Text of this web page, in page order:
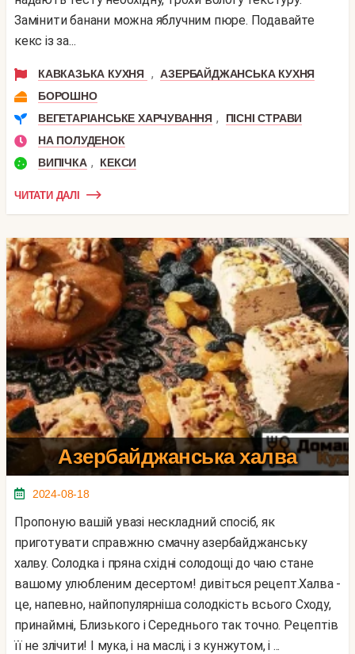
Замінити банани можна яблучним пюре. Подавайте
кекс із за...
КАВКАЗЬКА КУХНЯ , АЗЕРБАЙДЖАНСЬКА КУХНЯ
БОРОШНО
ВЕГЕТАРІАНСЬКЕ ХАРЧУВАННЯ ,
ПІСНІ СТРАВИ
НА ПОЛУДЕНОК
ВИПІЧКА , КЕКСИ
ЧИТАТИ ДАЛІ
Азербайджанська халва
2024-08-18
Пропоную вашій увазі нескладний спосіб, як
приготувати справжню смачну азербайджанську
халву. Солодка і пряна східні солодощі до чаю стане
вашому улюбленим десертом! дивіться рецепт.Халва -
це, напевно, найпопулярніша солодкість всього Сходу,
принаймні, Близького і Середнього так точно. Рецептів
її не злічити! І мука, і на маслі, і з кунжутом, і ...